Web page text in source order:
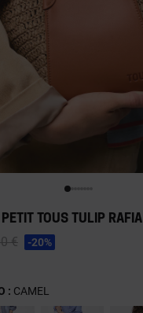
TOUS TULIP RAFIA
from
€to -20%
: CAMEL